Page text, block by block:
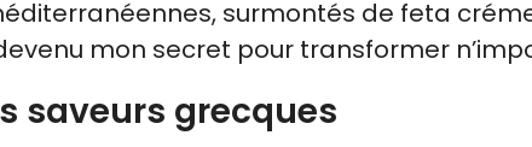
surmontés de feta
mon secret pour transformer
saveurs grecques